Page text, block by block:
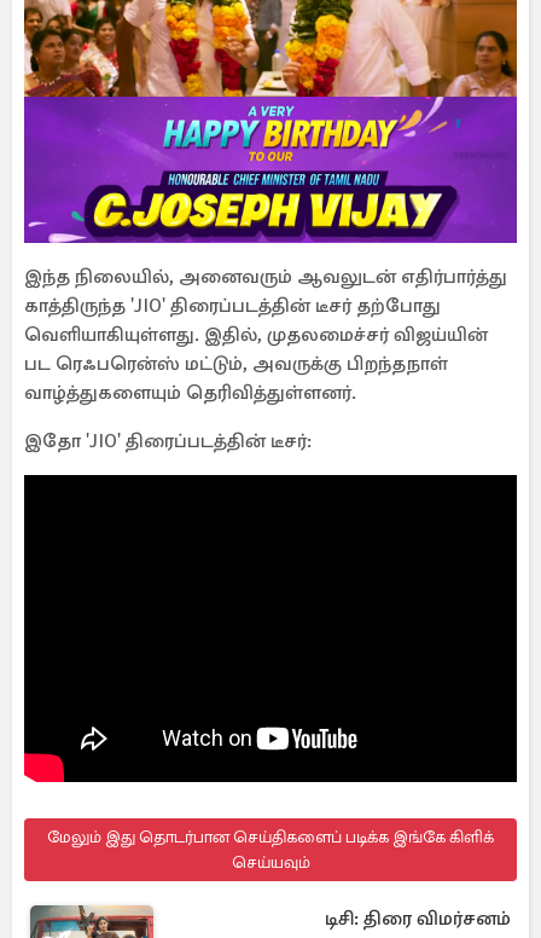
இந்த நிலையில், அனைவரும் ஆவலுடன் எதிர்பார்த்து
காத்திருந்த 'JIO' திரைப்படத்தின் டீசர் தற்போது
வெளியாகியுள்ளது. இதில், முதலமைச்சர் விஜய்யின்
பட ரெஃபரென்ஸ் மட்டும், அவருக்கு பிறந்தநாள்
வாழ்த்துகளையும் தெரிவித்துள்ளனர்.
இதோ 'JIO' திரைப்படத்தின் டீசர்:
மேலும் இது தொடர்பான செய்திகளைப் படிக்க இங்கே கிளிக்
செய்யவும்
டிசி: திரை விமர்சனம்